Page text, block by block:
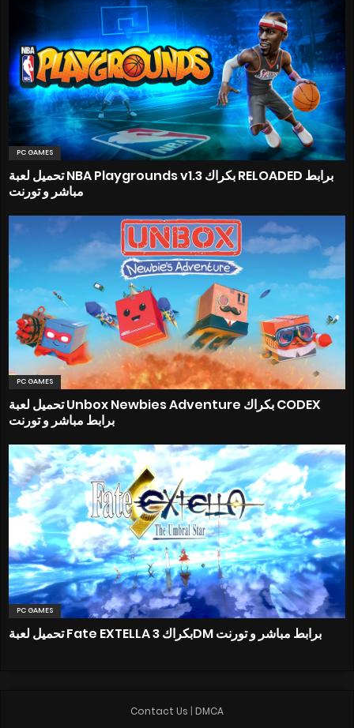
PC GAMES
تحميل لعبة NBA Playgrounds v1.3 بكراك RELOADED برابط
مباشر و تورنت
PC GAMES
تحميل لعبة Unbox Newbies Adventure بكراك CODEX
برابط مباشر و تورنت
PC GAMES
تحميل لعبة Fate EXTELLA بكراك 3DM برابط مباشر و تورنت
Contact Us | DMCA